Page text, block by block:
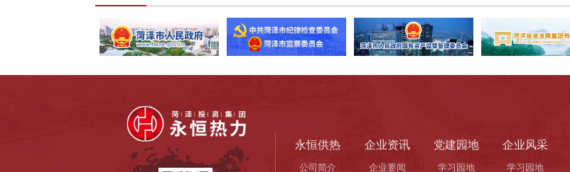
永恒供热
公司简介
企业资讯
企业要闻
党建园地
学习园地
企业风采
学习园地